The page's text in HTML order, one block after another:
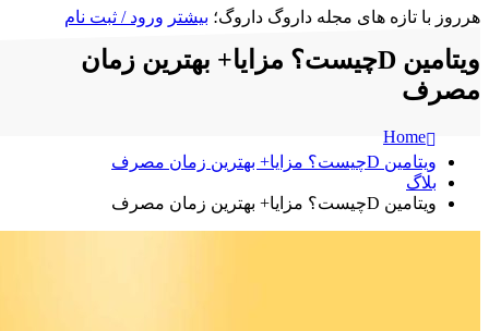
هرروز با تازه های مجله داروگ داروگ؛ بیشتر ورود / ثبت نام
ویتامین Dچیست؟ مزایا+ بهترین زمان
مصرف
Home
ویتامین Dچیست؟ مزایا+ بهترین زمان مصرف
بلاگ
ویتامین Dچیست؟ مزایا+ بهترین زمان مصرف